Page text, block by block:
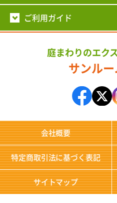
ご利用ガイド
庭まわりのエク
サンル
会社概要
特定商取引法に基づく表記
サイトマップ